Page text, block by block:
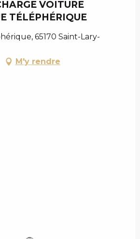
VOITURE
TÉLÉPHÉRIQUE
65170 Saint-Lary-
M'y rendre